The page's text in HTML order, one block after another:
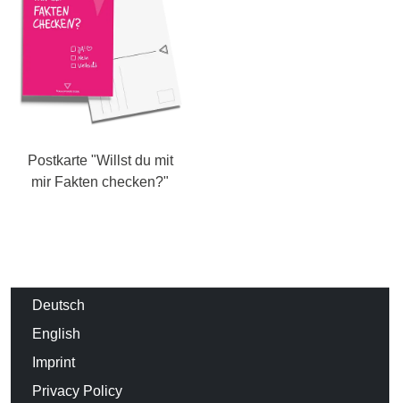
Postkarte "Willst du mit
mir Fakten checken?"
Deutsch
English
Imprint
Privacy Policy